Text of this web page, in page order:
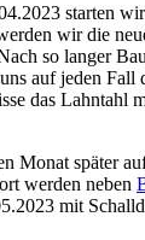
starten
wir die
so langer
auf jeden Fall
das Lahntahl
Monat später
werden neben
mit